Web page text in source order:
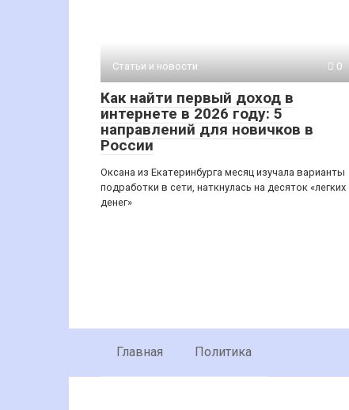
Статьи и новости 0
Как найти первый доход в
интернете в 2026 году: 5
направлений для новичков в
России
Оксана из Екатеринбурга месяц изучала варианты
подработки в сети, наткнулась на десяток «легких
денег»
Главная Политика